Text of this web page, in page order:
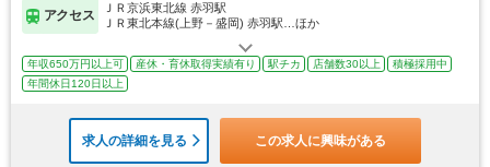
アクセス
ＪＲ京浜東北線 赤羽駅
ＪＲ東北本線(上野－盛岡) 赤羽駅…ほか
年収650万円以上可 産休・育休取得実績有り 駅チカ 店舗数30以上
積極採用中
年間休日120日以上
求人の詳細を見る この求人に興味がある